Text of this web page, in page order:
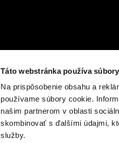
Táto webstránka používa
Na prispôsobenie obsahu a
používame súbory cookie.
našim partnerom v oblasti
skombinovať s ďalšími údajmi,
služby.